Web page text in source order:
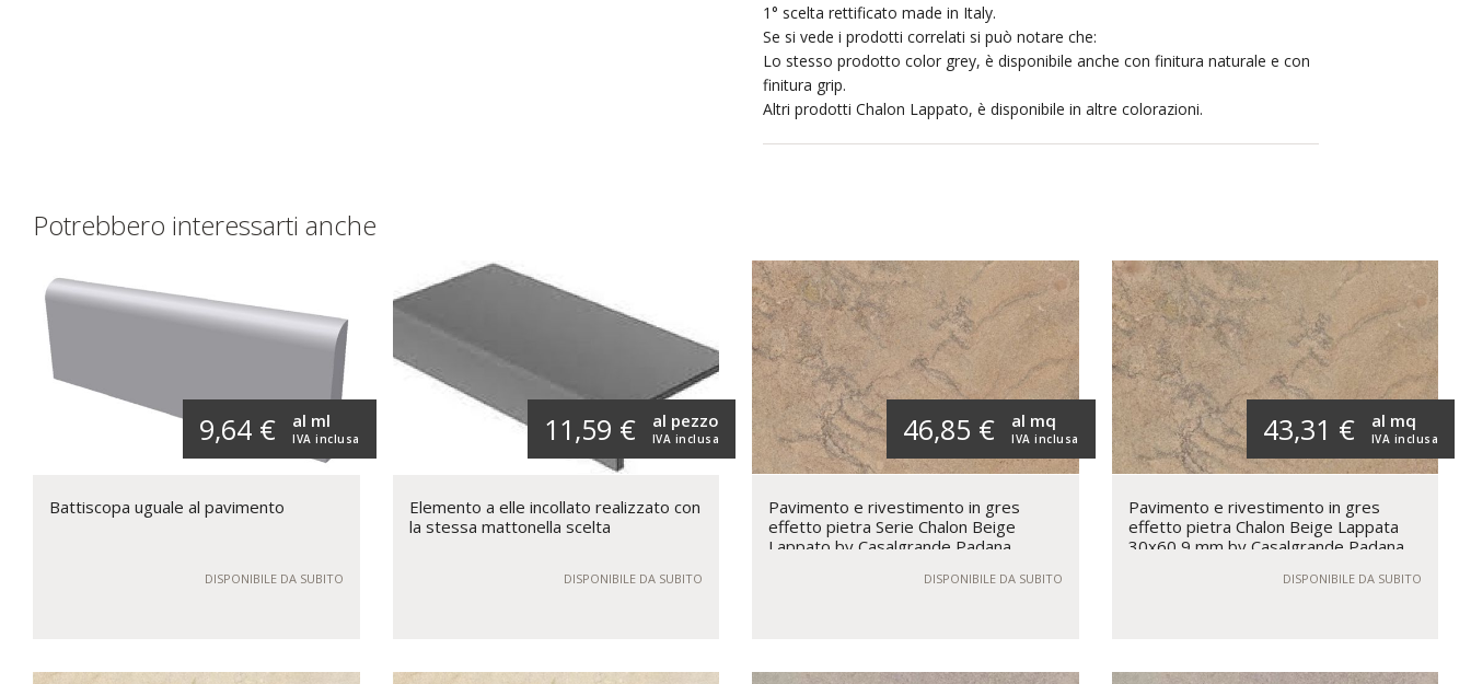
1° scelta rettificato made in Italy.
Se si vede i prodotti correlati si può notare che:
Lo stesso prodotto color grey, è disponibile anche con finitura naturale e con
finitura grip.
Altri prodotti Chalon Lappato, è disponibile in altre colorazioni.
Potrebbero interessarti anche
9,64 € IVA inclusa
al ml
Battiscopa uguale al pavimento
DISPONIBILE DA SUBITO
11,59 € IVA inclusa
al pezzo
Elemento a elle incollato realizzato con
la stessa mattonella scelta
DISPONIBILE DA SUBITO
46,85 € IVA inclusa
al mq
Pavimento e rivestimento in gres
effetto pietra Serie Chalon Beige
Lappato by Casalgrande Padana
DISPONIBILE DA SUBITO
43,31 € IVA inclusa
al mq
Pavimento e rivestimento in gres
effetto pietra Chalon Beige Lappata
30x60 9 mm by Casalgrande Padana
DISPONIBILE DA SUBITO